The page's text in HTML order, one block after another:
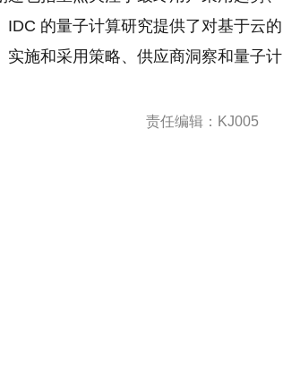
的量子计算研究提供了对基于云的
施和采用策略、供应商洞察和量子计
责任编辑：KJ005